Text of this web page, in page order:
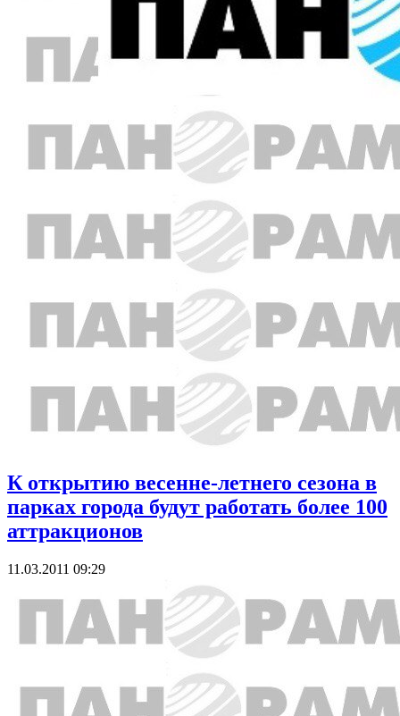
К открытию весенне-летнего сезона в
парках города будут работать более 100
аттракционов
11.03.2011 09:29